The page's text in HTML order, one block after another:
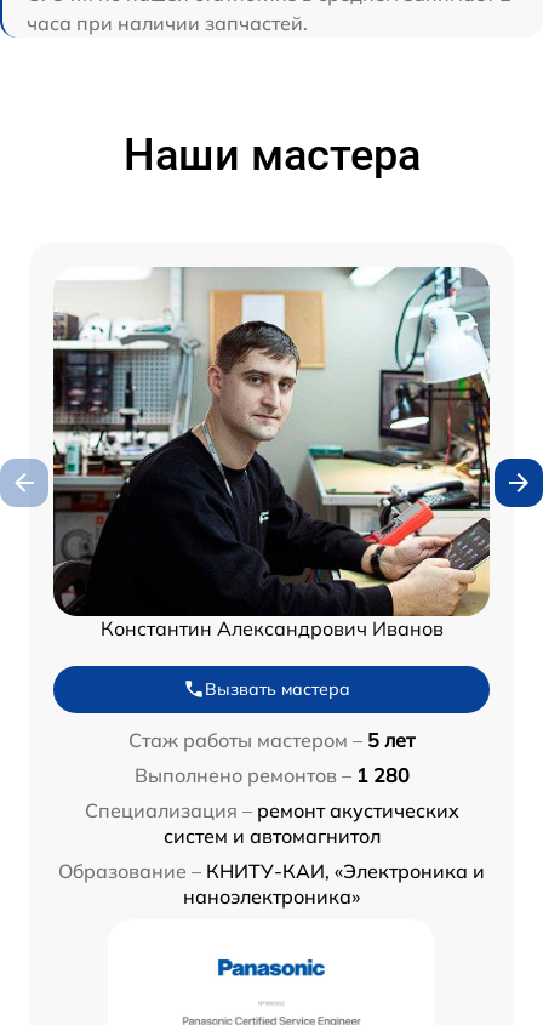
часа при наличии запчастей.
Наши мастера
Константин Александрович Иванов
Вызвать мастера
Стаж работы мастером – 5 лет
Выполнено ремонтов – 1 280
Специализация – ремонт акустических
систем и автомагнитол
Образование – КНИТУ-КАИ, «Электроника и
наноэлектроника»